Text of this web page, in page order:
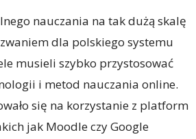
nauczania na tak dużą skalę
dla polskiego systemu
musieli szybko przystosować
i metod nauczania online.
się na korzystanie z platform
jak Moodle czy Google